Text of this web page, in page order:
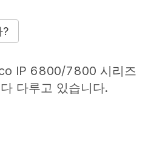
?
IP 6800/7800 시리즈
다루고 있습니다.